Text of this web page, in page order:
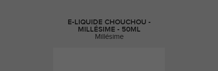
E-LIQUIDE CHOUCHOU -
MILLÉSIME - 50ML
Millésime